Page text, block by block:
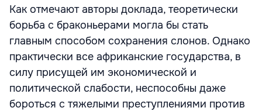
Как отмечают авторы доклада, теоретически
борьба с браконьерами могла бы стать
главным способом сохранения слонов. Однако
практически все африканские государства, в
силу присущей им экономической и
политической слабости, неспособны даже
бороться с тяжелыми преступлениями против